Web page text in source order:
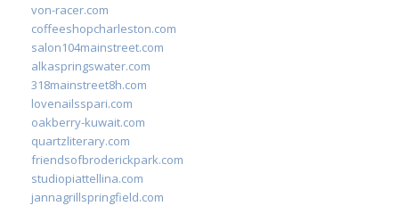
von-racer.com
coffeeshopcharleston.com
salon104mainstreet.com
alkaspringswater.com
318mainstreet8h.com
lovenailsspari.com
oakberry-kuwait.com
quartzliterary.com
friendsofbroderickpark.com
studiopiattellina.com
jannagrillspringfield.com